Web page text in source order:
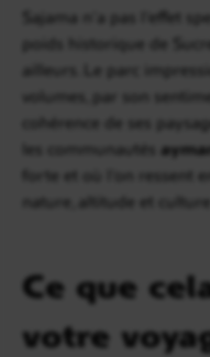
Sajama n’a pas l’effet
poids historique de
ailleurs. Le parc
volumes, par son
cohérence de ses
les communautés
forte et où l’on ressent
nature, altitude et
Ce que
votre